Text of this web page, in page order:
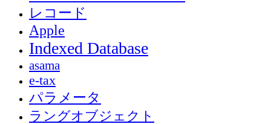
レコード
Apple
Indexed Database
asama
e-tax
パラメータ
ラングオブジェクト